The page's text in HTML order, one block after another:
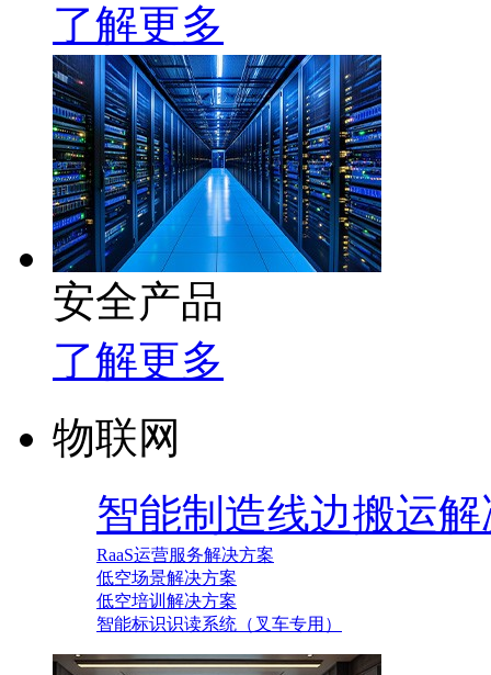
了解更多
安全产品
了解更多
物联网
智能制造线边搬运
RaaS运营服务解决方案
低空场景解决方案
低空培训解决方案
智能标识识读系统（叉车专用）